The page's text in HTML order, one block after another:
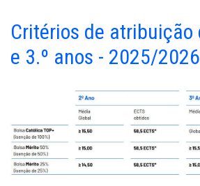
Critérios de atribuição
e 3.º anos - 2025/2026